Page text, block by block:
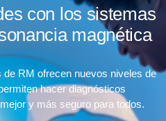
con los sistemas
magnética
RM ofrecen nuevos niveles de
hacer diagnósticos
y más seguro para todos.